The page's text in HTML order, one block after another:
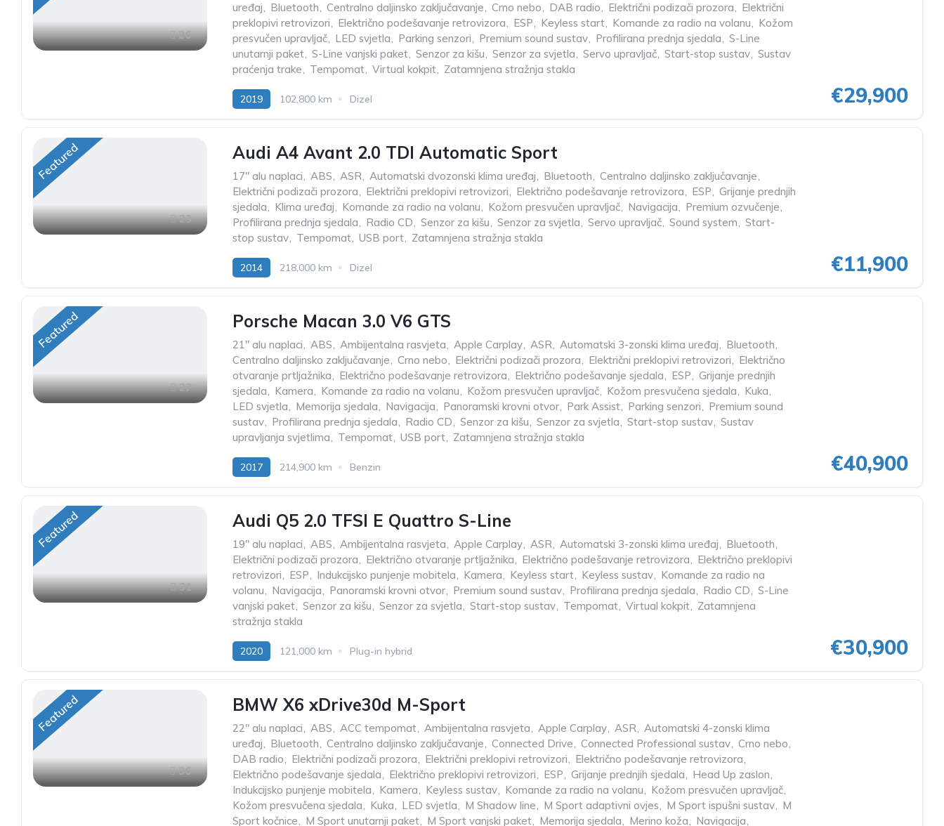
26
uređaj, Bluetooth, Centralno daljinsko zaključavanje, Crno nebo, DAB radio, Električni podizači prozora, Električni
preklopivi retrovizori, Električno podešavanje retrovizora, ESP, Keyless start, Komande za radio na volanu, Kožom
presvučen upravljač, LED svjetla, Parking senzori, Premium sound sustav, Profilirana prednja sjedala, S-Line
unutarnji paket, S-Line vanjski paket, Senzor za kišu, Senzor za svjetla, Servo upravljač, Start-stop sustav, Sustav
praćenja trake, Tempomat, Virtual kokpit, Zatamnjena stražnja stakla
2019 102,800 km Dizel €29,900
Featured
23
Audi A4 Avant 2.0 TDI Automatic Sport
17" alu naplaci, ABS, ASR, Automatski dvozonski klima uređaj, Bluetooth, Centralno daljinsko zaključavanje,
Električni podizači prozora, Električni preklopivi retrovizori, Električno podešavanje retrovizora, ESP, Grijanje prednjih
sjedala, Klima uređaj, Komande za radio na volanu, Kožom presvučen upravljač, Navigacija, Premium ozvučenje,
Profilirana prednja sjedala, Radio CD, Senzor za kišu, Senzor za svjetla, Servo upravljač, Sound system, Start-
stop sustav, Tempomat, USB port, Zatamnjena stražnja stakla
2014 218,000 km Dizel €11,900
Featured
27
Porsche Macan 3.0 V6 GTS
21" alu naplaci, ABS, Ambijentalna rasvjeta, Apple Carplay, ASR, Automatski 3-zonski klima uređaj, Bluetooth,
Centralno daljinsko zaključavanje, Crno nebo, Električni podizači prozora, Električni preklopivi retrovizori, Električno
otvaranje prtljažnika, Električno podešavanje retrovizora, Električno podešavanje sjedala, ESP, Grijanje prednjih
sjedala, Kamera, Komande za radio na volanu, Kožom presvučen upravljač, Kožom presvučena sjedala, Kuka,
LED svjetla, Memorija sjedala, Navigacija, Panoramski krovni otvor, Park Assist, Parking senzori, Premium sound
sustav, Profilirana prednja sjedala, Radio CD, Senzor za kišu, Senzor za svjetla, Start-stop sustav, Sustav
upravljanja svjetlima, Tempomat, USB port, Zatamnjena stražnja stakla
2017 214,900 km Benzin €40,900
Featured
31
Audi Q5 2.0 TFSI E Quattro S-Line
19" alu naplaci, ABS, Ambijentalna rasvjeta, Apple Carplay, ASR, Automatski 3-zonski klima uređaj, Bluetooth,
Električni podizači prozora, Električno otvaranje prtljažnika, Električno podešavanje retrovizora, Električno preklopivi
retrovizori, ESP, Indukcijsko punjenje mobitela, Kamera, Keyless start, Keyless sustav, Komande za radio na
volanu, Navigacija, Panoramski krovni otvor, Premium sound sustav, Profilirana prednja sjedala, Radio CD, S-Line
vanjski paket, Senzor za kišu, Senzor za svjetla, Start-stop sustav, Tempomat, Virtual kokpit, Zatamnjena
stražnja stakla
2020 121,000 km Plug-in hybrid €30,900
Featured
36
BMW X6 xDrive30d M-Sport
22" alu naplaci, ABS, ACC tempomat, Ambijentalna rasvjeta, Apple Carplay, ASR, Automatski 4-zonski klima
uređaj, Bluetooth, Centralno daljinsko zaključavanje, Connected Drive, Connected Professional sustav, Crno nebo,
DAB radio, Električni podizači prozora, Električni preklopivi retrovizori, Električno podešavanje retrovizora,
Električno podešavanje sjedala, Električno preklopivi retrovizori, ESP, Grijanje prednjih sjedala, Head Up zaslon,
Indukcijsko punjenje mobitela, Kamera, Keyless sustav, Komande za radio na volanu, Kožom presvučen upravljač,
Kožom presvučena sjedala, Kuka, LED svjetla, M Shadow line, M Sport adaptivni ovjes, M Sport ispušni sustav, M
Sport kočnice, M Sport unutarnji paket, M Sport vanjski paket, Memorija sjedala, Merino koža, Navigacija,